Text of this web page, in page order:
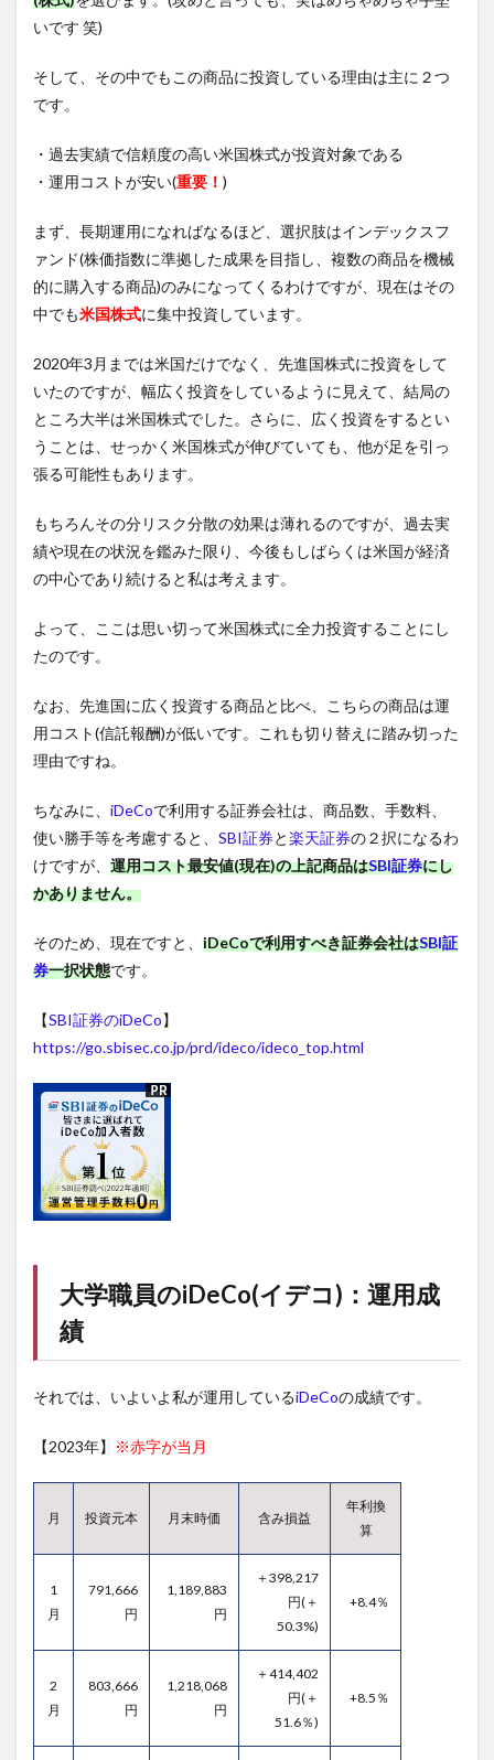
いです 笑)
そして、その中でもこの商品に投資している理由は主に２つ
です。
・過去実績で信頼度の高い米国株式が投資対象である
・運用コストが安い(重要！ )
まず、長期運用になればなるほど、選択肢はインデックスフ
ァンド(株価指数に準拠した成果を目指し、複数の商品を機械
的に購入する商品)のみになってくるわけですが、現在はその
中でも米国株式に集中投資しています。
2020年3月までは米国だけでなく、先進国株式に投資をして
いたのですが、幅広く投資をしているように見えて、結局の
ところ大半は米国株式でした。さらに、広く投資をするとい
うことは、せっかく米国株式が伸びていても、他が足を引っ
張る可能性もあります。
もちろんその分リスク分散の効果は薄れるのですが、過去実
績や現在の状況を鑑みた限り、今後もしばらくは米国が経済
の中心であり続けると私は考えます。
よって、ここは思い切って米国株式に全力投資することにし
たのです。
なお、先進国に広く投資する商品と比べ、こちらの商品は運
用コスト(信託報酬)が低いです。これも切り替えに踏み切った
理由ですね。
ちなみに、 iDeCoで利用する証券会社は、商品数、手数料、
使い勝手等を考慮すると、 SBI証券と楽天証券の２択になるわ
けですが、 運用コスト最安値(現在)の上記商品はSBI証券にし
かありません。
そのため、現在ですと、 iDeCoで利用すべき証券会社はSBI証
券一択状態です。
【SBI証券のiDeCo】
https://go.sbisec.co.jp/prd/ideco/ideco_top.html
大学職員のiDeCo(イデコ) ：運用成
績
それでは、いよいよ私が運用しているiDeCoの成績です。
【2023年】 ※赤字が当月
月 投資元本 月末時価 含み損益
年利換
算
1
月
791,666
円
1,189,883
円
＋398,217
円(＋
50.3%)
+8.4％
2
月
803,666
円
1,218,068
円
＋414,402
円(＋
51.6％)
+8.5％